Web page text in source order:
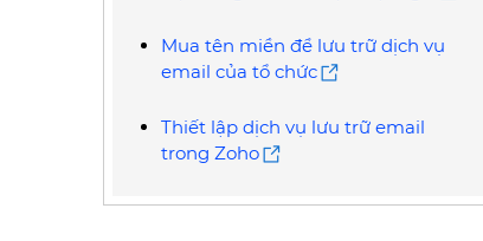
Mua tên miền để lưu trữ dịch vụ
email của tổ chức
Thiết lập dịch vụ lưu trữ email
trong Zoho